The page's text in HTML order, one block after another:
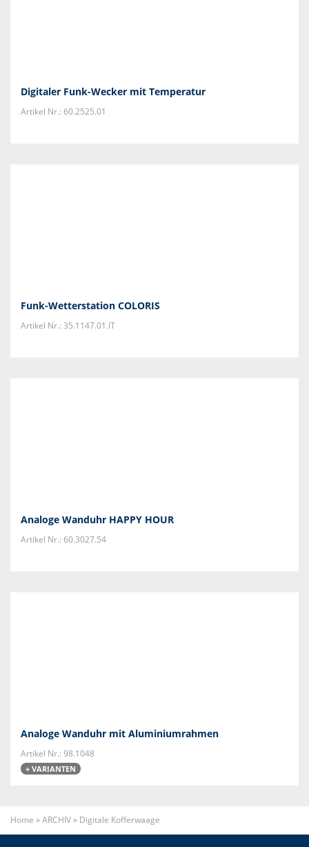
Digitaler Funk-Wecker mit Temperatur
Artikel Nr.: 60.2525.01
Funk-Wetterstation COLORIS
Artikel Nr.: 35.1147.01.IT
Analoge Wanduhr HAPPY HOUR
Artikel Nr.: 60.3027.54
Analoge Wanduhr mit Aluminiumrahmen
Artikel Nr.: 98.1048
+ VARIANTEN
Home »ARCHIV» Digitale Kofferwaage